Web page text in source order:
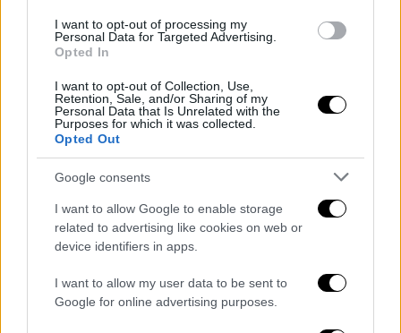
I want to opt-out of processing my
Personal Data for Targeted Advertising.
Opted In
I want to opt-out of Collection, Use,
Retention, Sale, and/or Sharing of my
Personal Data that Is Unrelated with the
Purposes for which it was collected.
Opted Out
Google consents
I want to allow Google to enable storage
related to advertising like cookies on web or
device identifiers in apps.
I want to allow my user data to be sent to
Google for online advertising purposes.
Tommasetti (Lega): “Oltre 3 milioni per
la Campania”
Grazzanise divide la politica, Zinzi
replica a Fico: “Non è il problema, è la
- Pubblicità -